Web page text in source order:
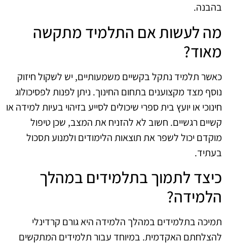
בהבנה.
מה לעשות אם התלמיד מתקשה
מאוד?
כאשר תלמיד נתקל בקשיים משמעותיים, יש לשקול חיזוק
נוסף מצד מקצוענים בתחום החינוך. ניתן לפנות לפסיכולוג
חינוכי או יועץ בית ספרי שיכולים לסייע בזיהוי בעיות למידה או
קשיים רגשיים. חשוב לא להזניח את המצב, שכן טיפול
מוקדם יכול לשפר את תוצאות הלימודים ולמנוע תסכול
בעתיד.
כיצד לתמוך בתלמידים במהלך
הלמידה?
תמיכה בתלמידים במהלך הלמידה היא גורם קרדינלי
להצלחתם האקדמית. במיוחד עבור תלמידים המתקשים